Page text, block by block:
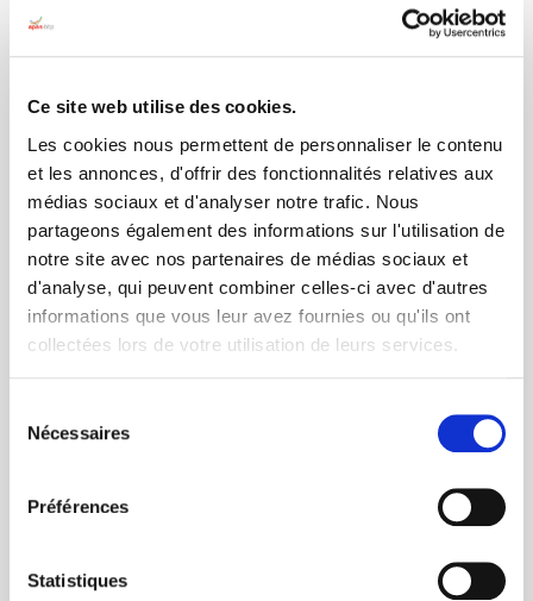
Ce site web utilise des cookies.
Les cookies nous permettent de personnaliser le contenu
et les annonces, d'offrir des fonctionnalités relatives aux
médias sociaux et d'analyser notre trafic. Nous
partageons également des informations sur l'utilisation de
notre site avec nos partenaires de médias sociaux et
d'analyse, qui peuvent combiner celles-ci avec d'autres
informations que vous leur avez fournies ou qu'ils ont
collectées lors de votre utilisation de leurs services.
Nécessaires
Préférences
Statistiques
CES PAGES POURRAIENT
VOUS INTÉRESSER
Maintien en emploi -
Reclassement
Santé au travail
Apprentissage et